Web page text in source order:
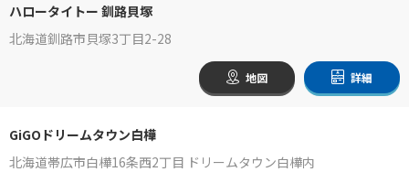
ハロータイトー 釧路貝塚
北海道釧路市貝塚3丁目2-28
地図 詳細
GiGOドリームタウン白樺
北海道帯広市白樺16条西2丁目 ドリームタウン白樺内